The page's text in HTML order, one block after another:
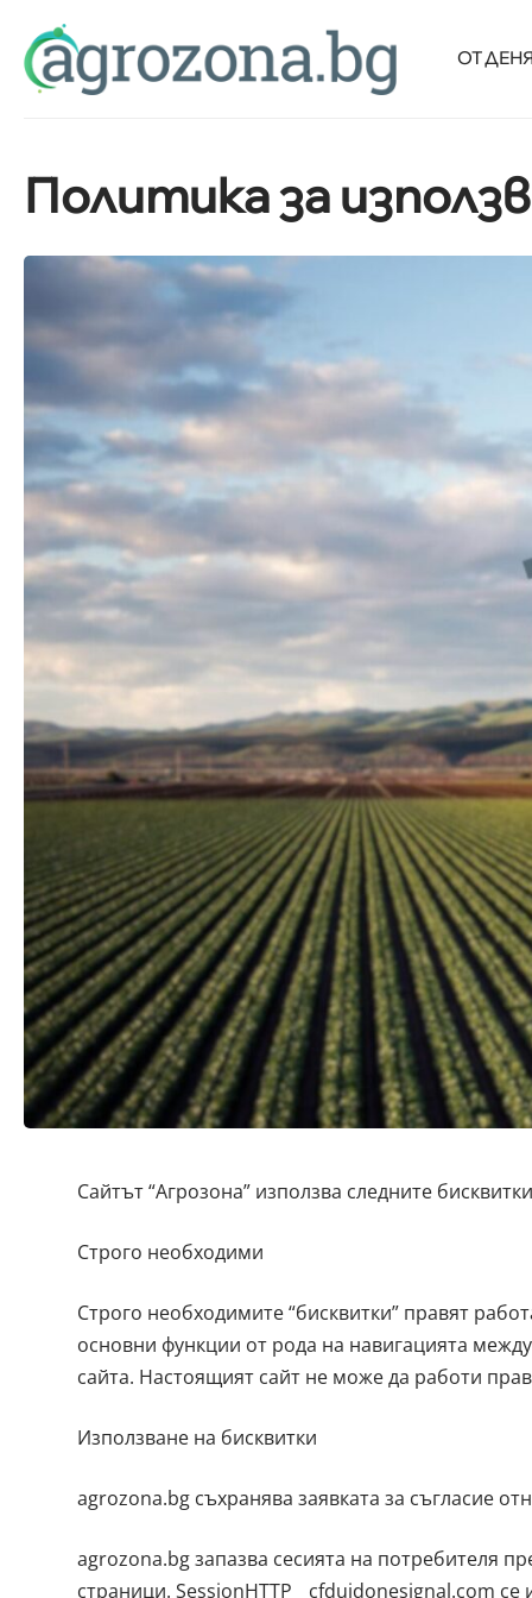
ОТ
Политика за
Сайтът “Агрозона” използва следните
Строго необходими
Строго необходимите “бисквитки” правят
основни функции от рода на навигацията
сайта. Настоящият сайт не може да работи
Използване на бисквитки
agrozona.bg съхранява заявката за съгласие
agrozona.bg запазва сесията на потребителя
страници. SessionHTTP__cfduidonesignal.com